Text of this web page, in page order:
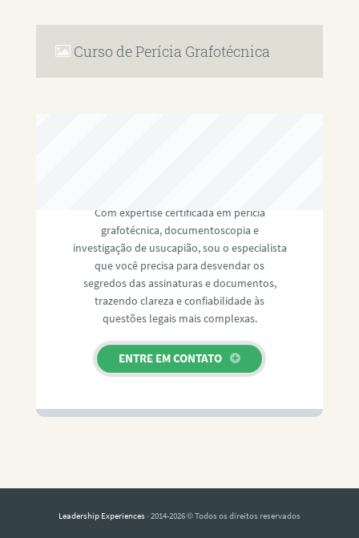
Curso de Perícia Grafotécnica
Com expertise certificada em perícia
grafotécnica, documentoscopia e
investigação de usucapião, sou o especialista
que você precisa para desvendar os
segredos das assinaturas e documentos,
trazendo clareza e confiabilidade às
questões legais mais complexas.
ENTRE EM CONTATO
Leadership Experiences · 2014-2026 © Todos os direitos reservados